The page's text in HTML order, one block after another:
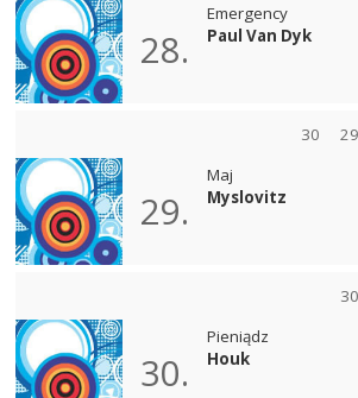
28.
Emergency
Paul Van Dyk
30 29
29.
Maj
Myslovitz
30
30.
Pieniądz
Houk